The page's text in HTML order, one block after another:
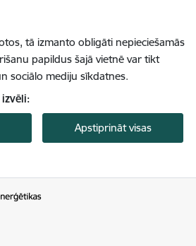
tā izmanto obligāti nepieciešamās
papildus šajā vietnē var tikt
sociālo mediju sīkdatnes.
Apstiprināt visas